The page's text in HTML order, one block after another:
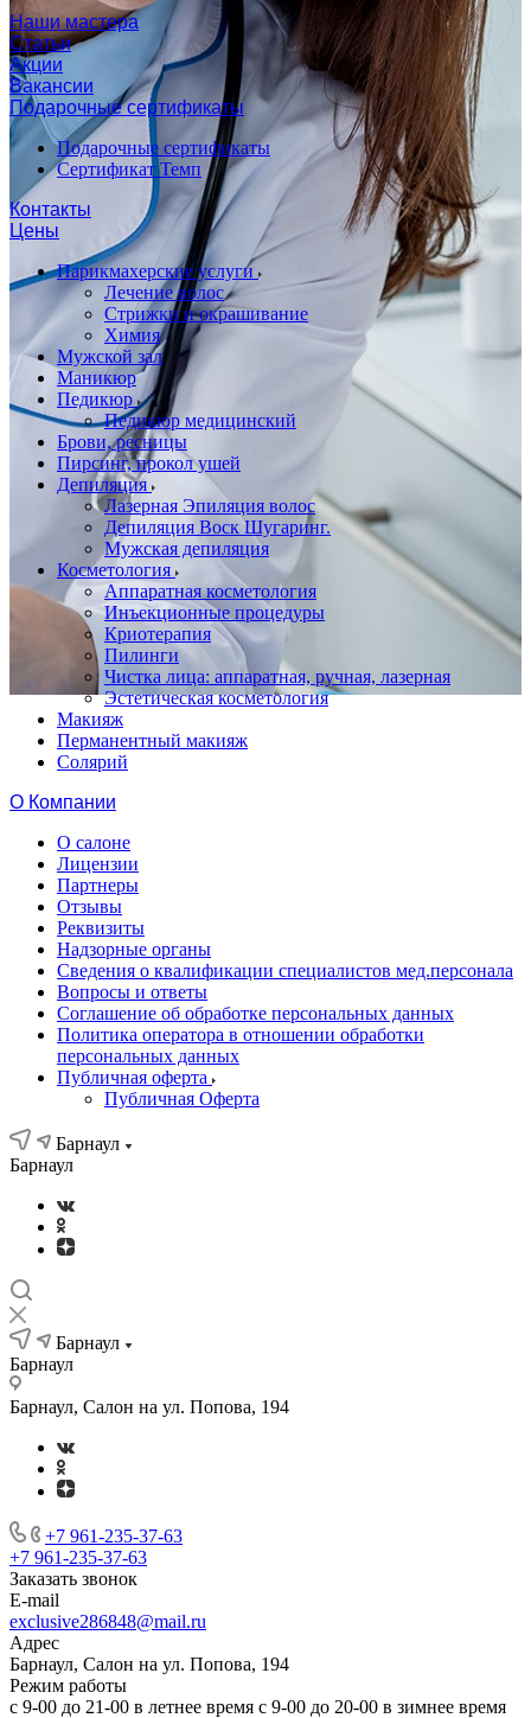
Наши мастера
Статьи
Акции
Вакансии
Подарочные сертификаты
Подарочные сертификаты
Сертификат Темп
Контакты
Цены
Парикмахерские услуги
Лечение волос
Стрижки и окрашивание
Химия
Мужской зал
Маникюр
Педикюр
Педикюр медицинский
Брови, ресницы
Пирсинг, прокол ушей
Депиляция
Лазерная Эпиляция волос
Депиляция Воск Шугаринг.
Мужская депиляция
Косметология
Аппаратная косметология
Инъекционные процедуры
Криотерапия
Пилинги
Чистка лица: аппаратная, ручная, лазерная
Эстетическая косметология
Макияж
Перманентный макияж
Солярий
О Компании
О салоне
Лицензии
Партнеры
Отзывы
Реквизиты
Надзорные органы
Сведения о квалификации специалистов мед.персонала
Вопросы и ответы
Соглашение об обработке персональных данных
Политика оператора в отношении обработки
персональных данных
Публичная оферта
Публичная Оферта
Барнаул
Барнаул
Барнаул
Барнаул
Барнаул, Салон на ул. Попова, 194
+7 961-235-37-63
+7 961-235-37-63
Заказать звонок
E-mail
exclusive286848@mail.ru
Адрес
Барнаул, Салон на ул. Попова, 194
Режим работы
с 9-00 до 21-00 в летнее время с 9-00 до 20-00 в зимнее время